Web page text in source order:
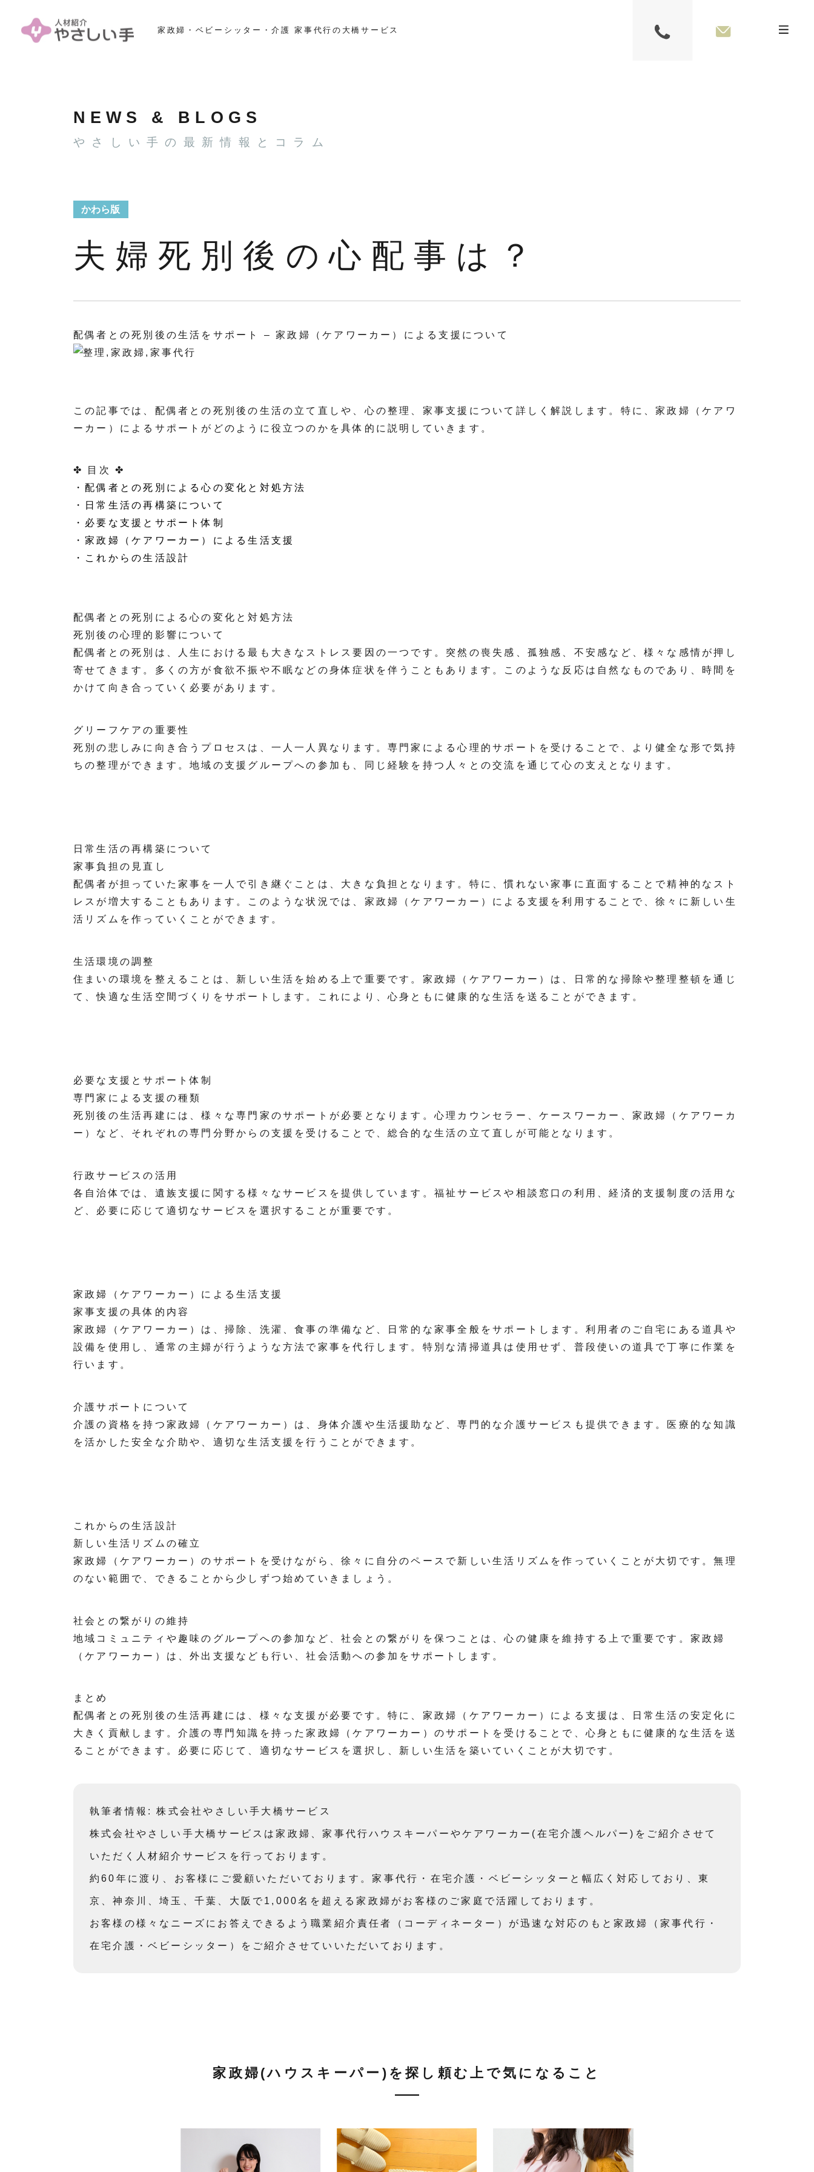
家政婦・ベビーシッター・介護 家事代行の大橋サービス
NEWS & BLOGS
やさしい手の最新情報とコラム
かわら版
夫婦死別後の心配事は？
配偶者との死別後の生活をサポート – 家政婦（ケアワーカー）による支援について
この記事では、配偶者との死別後の生活の立て直しや、心の整理、家事支援について詳しく解説します。特に、家政婦（ケアワ
ーカー）によるサポートがどのように役立つのかを具体的に説明していきます。
✤ 目次 ✤
・配偶者との死別による心の変化と対処方法
・日常生活の再構築について
・必要な支援とサポート体制
・家政婦（ケアワーカー）による生活支援
・これからの生活設計
配偶者との死別による心の変化と対処方法
死別後の心理的影響について
配偶者との死別は、人生における最も大きなストレス要因の一つです。突然の喪失感、孤独感、不安感など、様々な感情が押し
寄せてきます。多くの方が食欲不振や不眠などの身体症状を伴うこともあります。このような反応は自然なものであり、時間を
かけて向き合っていく必要があります。
グリーフケアの重要性
死別の悲しみに向き合うプロセスは、一人一人異なります。専門家による心理的サポートを受けることで、より健全な形で気持
ちの整理ができます。地域の支援グループへの参加も、同じ経験を持つ人々との交流を通じて心の支えとなります。
日常生活の再構築について
家事負担の見直し
配偶者が担っていた家事を一人で引き継ぐことは、大きな負担となります。特に、慣れない家事に直面することで精神的なスト
レスが増大することもあります。このような状況では、家政婦（ケアワーカー）による支援を利用することで、徐々に新しい生
活リズムを作っていくことができます。
生活環境の調整
住まいの環境を整えることは、新しい生活を始める上で重要です。家政婦（ケアワーカー）は、日常的な掃除や整理整頓を通じ
て、快適な生活空間づくりをサポートします。これにより、心身ともに健康的な生活を送ることができます。
必要な支援とサポート体制
専門家による支援の種類
死別後の生活再建には、様々な専門家のサポートが必要となります。心理カウンセラー、ケースワーカー、家政婦（ケアワーカ
ー）など、それぞれの専門分野からの支援を受けることで、総合的な生活の立て直しが可能となります。
行政サービスの活用
各自治体では、遺族支援に関する様々なサービスを提供しています。福祉サービスや相談窓口の利用、経済的支援制度の活用な
ど、必要に応じて適切なサービスを選択することが重要です。
家政婦（ケアワーカー）による生活支援
家事支援の具体的内容
家政婦（ケアワーカー）は、掃除、洗濯、食事の準備など、日常的な家事全般をサポートします。利用者のご自宅にある道具や
設備を使用し、通常の主婦が行うような方法で家事を代行します。特別な清掃道具は使用せず、普段使いの道具で丁寧に作業を
行います。
介護サポートについて
介護の資格を持つ家政婦（ケアワーカー）は、身体介護や生活援助など、専門的な介護サービスも提供できます。医療的な知識
を活かした安全な介助や、適切な生活支援を行うことができます。
これからの生活設計
新しい生活リズムの確立
家政婦（ケアワーカー）のサポートを受けながら、徐々に自分のペースで新しい生活リズムを作っていくことが大切です。無理
のない範囲で、できることから少しずつ始めていきましょう。
社会との繋がりの維持
地域コミュニティや趣味のグループへの参加など、社会との繋がりを保つことは、心の健康を維持する上で重要です。家政婦
（ケアワーカー）は、外出支援なども行い、社会活動への参加をサポートします。
まとめ
配偶者との死別後の生活再建には、様々な支援が必要です。特に、家政婦（ケアワーカー）による支援は、日常生活の安定化に
大きく貢献します。介護の専門知識を持った家政婦（ケアワーカー）のサポートを受けることで、心身ともに健康的な生活を送
ることができます。必要に応じて、適切なサービスを選択し、新しい生活を築いていくことが大切です。
執筆者情報: 株式会社やさしい手大橋サービス
株式会社やさしい手大橋サービスは家政婦、家事代行ハウスキーパーやケアワーカー(在宅介護ヘルパー)をご紹介させて
いただく人材紹介サービスを行っております。
約60年に渡り、お客様にご愛顧いただいております。家事代行・在宅介護・ベビーシッターと幅広く対応しており、東
京、神奈川、埼玉、千葉、大阪で1,000名を超える家政婦がお客様のご家庭で活躍しております。
お客様の様々なニーズにお答えできるよう職業紹介責任者（コーディネーター）が迅速な対応のもと家政婦（家事代行・
在宅介護・ベビーシッター）をご紹介させていいただいております。
家政婦(ハウスキーパー)を探し頼む上で気になること